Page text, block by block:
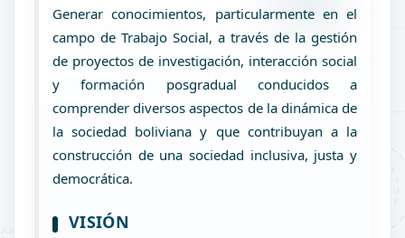
Generar conocimientos, particularmente en el
campo de Trabajo Social, a través de la gestión
de proyectos de investigación, interacción social
y formación posgradual conducidos a
comprender diversos aspectos de la dinámica de
la sociedad boliviana y que contribuyan a la
construcción de una sociedad inclusiva, justa y
democrática.
VISIÓN